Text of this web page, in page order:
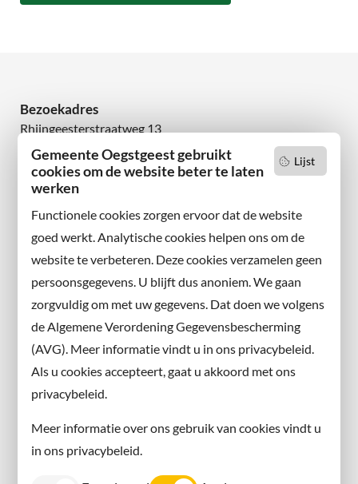
Lijst
Gemeente Oegstgeest gebruikt
cookies om de website beter te laten
werken
Functionele cookies zorgen ervoor dat de website
goed werkt. Analytische cookies helpen ons om de
website te verbeteren. Deze cookies verzamelen geen
persoonsgegevens. U blijft dus anoniem. We gaan
zorgvuldig om met uw gegevens. Dat doen we volgens
de Algemene Verordening Gegevensbescherming
(AVG). Meer informatie vindt u in ons privacybeleid.
Als u cookies accepteert, gaat u akkoord met ons
privacybeleid.
Meer informatie over ons gebruik van cookies vindt u
in ons privacybeleid.
Bezoekadres
Rhijngeesterstraatweg 13
2342 AN Oegstgeest
Wilt u niets missen?
en volg ons ook op sociale media.
Facebook
X
Instagram
Contact met de gemeente
Contact
Information in English